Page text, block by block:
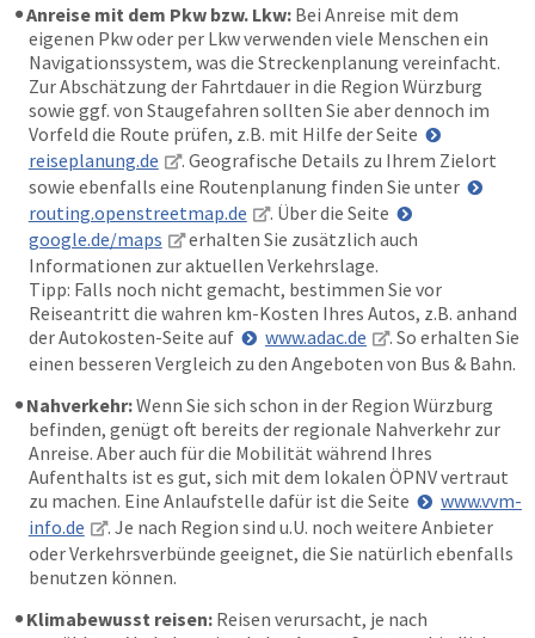
Anreise mit dem Pkw bzw. Lkw: Bei Anreise mit dem
eigenen Pkw oder per Lkw verwenden viele Menschen ein
Navigationssystem, was die Streckenplanung vereinfacht.
Zur Abschätzung der Fahrtdauer in die Region Würzburg
sowie ggf. von Staugefahren sollten Sie aber dennoch im
Vorfeld die Route prüfen, z.B. mit Hilfe der Seite
reiseplanung.de
. Geografische Details zu Ihrem Zielort
sowie ebenfalls eine Routenplanung finden Sie unter
routing.openstreetmap.de
. Über die Seite
google.de/maps
erhalten Sie zusätzlich auch
Informationen zur aktuellen Verkehrslage.
Tipp: Falls noch nicht gemacht, bestimmen Sie vor
Reiseantritt die wahren km-Kosten Ihres Autos, z.B. anhand
der Autokosten-Seite auf
www.adac.de
. So erhalten Sie
einen besseren Vergleich zu den Angeboten von Bus & Bahn.
Nahverkehr:Wenn Sie sich schon in der Region Würzburg
befinden, genügt oft bereits der regionale Nahverkehr zur
Anreise. Aber auch für die Mobilität während Ihres
Aufenthalts ist es gut, sich mit dem lokalen ÖPNV vertraut
zu machen. Eine Anlaufstelle dafür ist die Seite
www.vvm-
info.de
. Je nach Region sind u.U. noch weitere Anbieter
oder Verkehrsverbünde geeignet, die Sie natürlich ebenfalls
benutzen können.
Klimabewusst reisen: Reisen verursacht, je nach